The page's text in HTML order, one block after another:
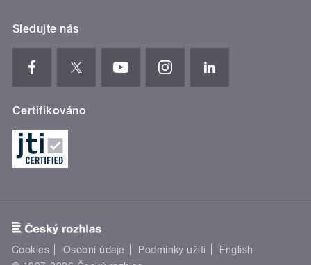
Sledujte nás
Certifikováno
Cookies Osobní údaje Podmínky užití
English